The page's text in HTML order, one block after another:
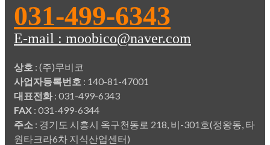
031-499-6343
E-mail : moobico@naver.com
상호 : (주)무비코
사업자등록번호 : 140-81-47001
대표전화: 031-499-6343
FAX : 031-499-6344
주소 : 경기도 시흥시 옥구천동로 218, 비-301호(정왕동, 타
원타크라6차 지식산업센터)